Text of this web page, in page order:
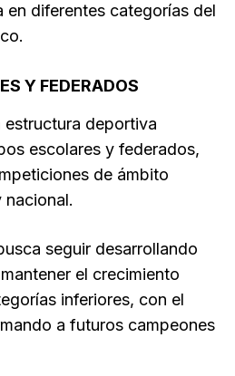
en diferentes categorías del
Y FEDERADOS
estructura deportiva
escolares y federados,
de ámbito
nacional.
seguir desarrollando
el crecimiento
inferiores, con el
a futuros campeones